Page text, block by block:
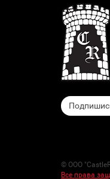
© ООО
Все права